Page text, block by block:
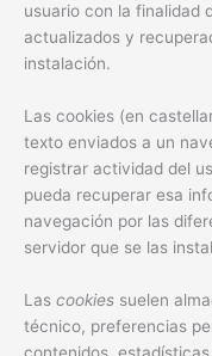
usuario con la finalidad
actualizados y
instalación.
Las cookies (en
texto enviados a un
registrar actividad del
pueda recuperar esa
navegación por las
servidor que se las
Las cookies suelen
técnico, preferencias